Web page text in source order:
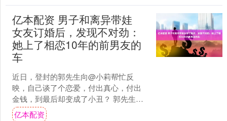
亿本配资 男子和离异带娃
女友订婚后，发现不对劲：
她上了相恋10年的前男友的
车
近日，登封的郭先生向@小莉帮忙反
映，自己谈了个恋爱，付出真心，付出
金钱，到最后却变成了小丑？ 郭先生表
示自己是未婚，2023年经人介绍认识了
亿本配资